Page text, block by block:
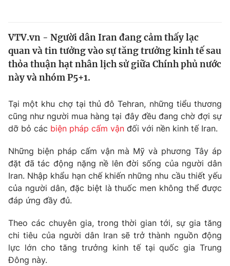
Thế giới
Tin tức
Thế giới đó đây
Câu chuyện quốc tế
Tài chính
Thị trường
Góc doanh nghiệp
Dữ liệu và đời sống
Truyền hình
Phim VTV
Hậu trường
Khán giả
Giải sao mai
Giải trí
Điện ảnh
Âm nhạc
Sao
Du lịch
Làm đẹp
Giáo dục
Tuyển sinh
VTV.vn - Người dân Iran đang cảm thấy lạc
quan và tin tưởng vào sự tăng trưởng kinh tế sau
thỏa thuận hạt nhân lịch sử giữa Chính phủ nước
này và nhóm P5+1.
Tại một khu chợ tại thủ đô Tehran, những tiểu thương
cũng như người mua hàng tại đây đều đang chờ đợi sự
dỡ bỏ các biện pháp cấm vận đối với nền kinh tế Iran.
Những biện pháp cấm vận mà Mỹ và phương Tây áp
đặt đã tác động nặng nề lên đời sống của người dân
Iran. Nhập khẩu hạn chế khiến những nhu cầu thiết yếu
của người dân, đặc biệt là thuốc men không thể được
đáp ứng đầy đủ.
Theo các chuyên gia, trong thời gian tới, sự gia tăng
chi tiêu của người dân Iran sẽ trở thành nguồn động
lực lớn cho tăng trưởng kinh tế tại quốc gia Trung
Đông này.